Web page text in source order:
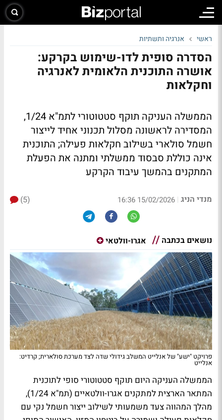
ראשי אנרגיה ותשתיות
הסדרה סופית לדו-שימוש בקרקע:
אושרה התוכנית הלאומית לאנרגיה
וחקלאות
הממשלה העניקה תוקף סטטוטורי לתמ"א 1/24,
המסדירה לראשונה מסלול תכנוני אחיד לייצור
חשמל סולארי בשילוב חקלאות פעילה; התוכנית
אינה כוללת סבסוד ממשלתי ומתנה את הפעלת
המתקנים בהמשך עיבוד הקרקע
מנדי הניג |
15/02/2026 16:36
(5)
נושאים בכתבה אגרו-וולטאי
פרויקט "ישע" של אנלייט המשלב גידולי שדה לצד מערכת סולארית; קרדיט:
אנלייט
הממשלה העניקה היום תוקף סטטוטורי סופי לתוכנית
המתאר הארצית למתקנים אגרו-וולטאיים (תמ"א 1/24),
מהלך המהווה צעד משמעותי לשילוב ייצור חשמל נקי עם